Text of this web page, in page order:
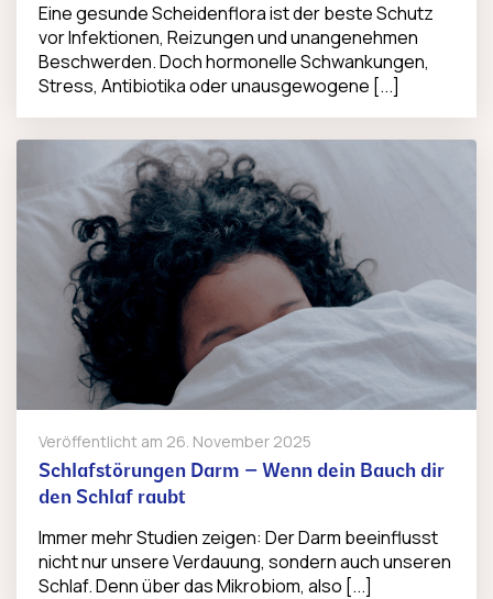
Eine gesunde Scheidenflora ist der beste Schutz
vor Infektionen, Reizungen und unangenehmen
Beschwerden. Doch hormonelle Schwankungen,
Stress, Antibiotika oder unausgewogene [...]
Veröffentlicht am 26. November 2025
Schlafstörungen Darm – Wenn dein Bauch dir
den Schlaf raubt
Immer mehr Studien zeigen: Der Darm beeinflusst
nicht nur unsere Verdauung, sondern auch unseren
Schlaf. Denn über das Mikrobiom, also [...]